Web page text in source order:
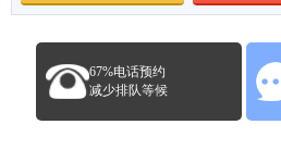
67%电话预约
减少排队等候